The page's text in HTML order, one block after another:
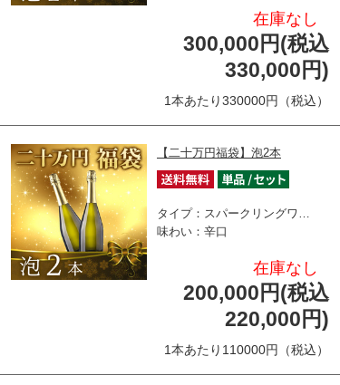
在庫なし
300,000円(税込
330,000円)
1本あたり330000円（税込）
【二十万円福袋】泡2本
タイプ：スパークリングワ…
味わい：辛口
在庫なし
200,000円(税込
220,000円)
1本あたり110000円（税込）